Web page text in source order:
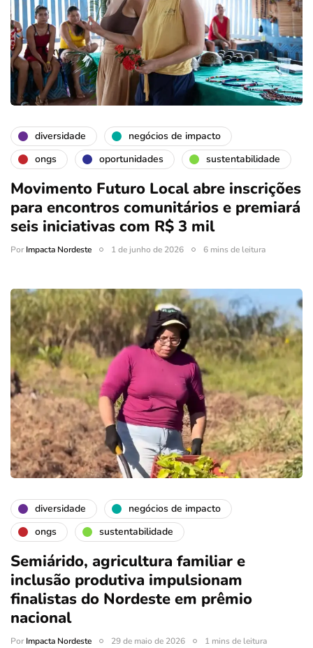
diversidade
negócios de impacto
ongs
oportunidades sustentabilidade
Movimento Futuro Local abre inscrições
para encontros comunitários e premiará
seis iniciativas com R$ 3 mil
PorImpacta Nordeste 1 de junho de 2026 6 mins de leitura
diversidade
negócios de impacto
ongs
sustentabilidade
Semiárido, agricultura familiar e
inclusão produtiva impulsionam
finalistas do Nordeste em prêmio
nacional
PorImpacta Nordeste 29 de maio de 2026 1 mins de leitura